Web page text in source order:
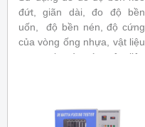
đứt, giãn dài, đo độ bền
uốn, độ bền nén, độ cứng
của vòng ống nhựa, vật liệu
composit và các vật liệu
ISO 14125:1998, ISO
9969:2007